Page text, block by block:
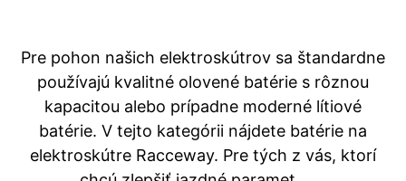
Pre pohon našich elektroskútrov sa štandardne
používajú kvalitné olovené batérie s rôznou
kapacitou alebo prípadne moderné lítiové
batérie. V tejto kategórii nájdete batérie na
elektroskútre Racceway. Pre tých z vás, ktorí